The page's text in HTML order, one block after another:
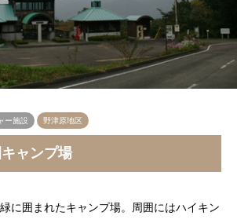
ー施設 野津原地区
ャンプ場
に囲まれたキャンプ場。周囲にはハイキン